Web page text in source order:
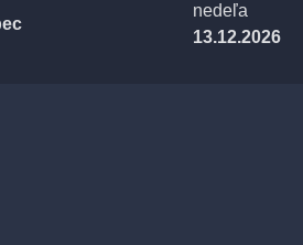
nedeľa
13.12.2026